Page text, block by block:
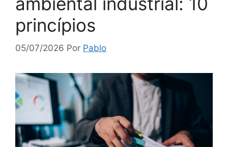
princípios
05/07/2026 Por Pablo